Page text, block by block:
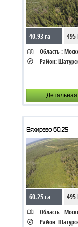
40.93 га
Область :
Район:
Вяхирево 60.25
60.25 га
Область :
Район: